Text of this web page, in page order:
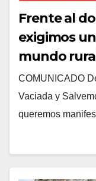
Frente al
exigimos
mundo
COMUNICADO
Vaciada y
queremos